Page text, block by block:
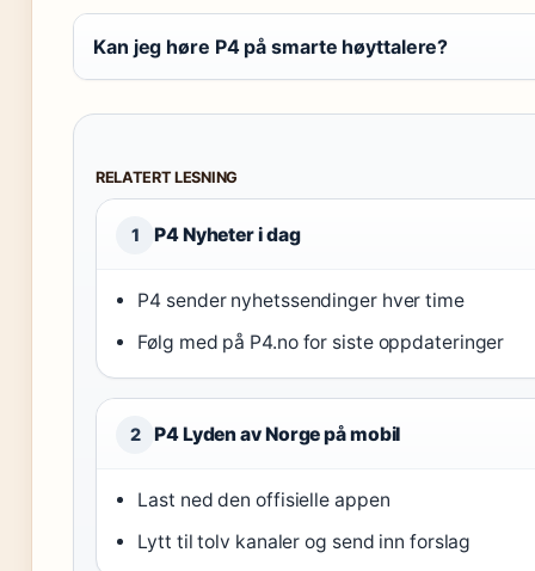
Kan jeg høre P4 på smarte høyttalere?
RELATERT LESNING
1 P4 Nyheter i dag
P4 sender nyhetssendinger hver time
Følg med på P4.no for siste oppdateringer
2 P4 Lyden av Norge på mobil
Last ned den offisielle appen
Lytt til tolv kanaler og send inn forslag